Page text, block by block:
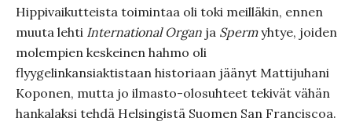
Hippivaikutteista toimintaa oli toki meilläkin, ennen
muuta lehti International Organ ja Spermyhtye, joiden
molempien keskeinen hahmo oli
flyygelinkansiaktistaan historiaan jäänyt Mattijuhani
Koponen, mutta jo ilmasto-olosuhteet tekivät vähän
hankalaksi tehdä Helsingistä Suomen San Franciscoa.